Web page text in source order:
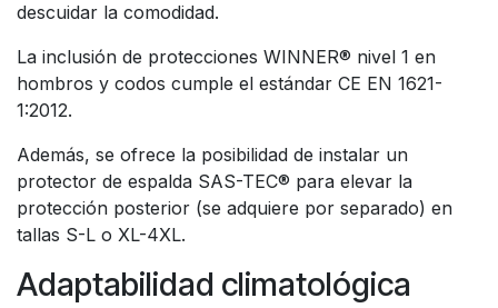
descuidar la comodidad.
La inclusión de protecciones WINNER® nivel 1 en
hombros y codos cumple el estándar CE EN 1621-
1:2012.
Además, se ofrece la posibilidad de instalar un
protector de espalda SAS-TEC® para elevar la
protección posterior (se adquiere por separado) en
tallas S-L o XL-4XL.
Adaptabilidad climatológica